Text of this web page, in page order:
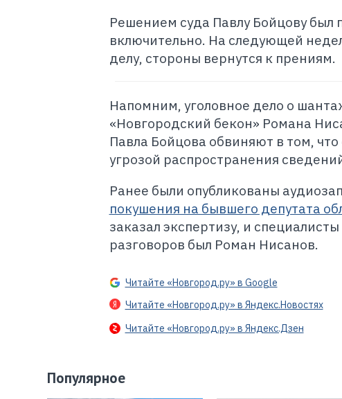
Решением суда Павлу Бойцову был
включительно. На следующей
делу, стороны вернутся к прениям.
Напомним, уголовное дело о
«Новгородский бекон» Романа
Павла Бойцова обвиняют в том,
угрозой распространения
Ранее были опубликованы
покушения на бывшего депутата
заказал экспертизу, и специалисты
разговоров был Роман Нисанов.
Читайте «Новгород.ру» в Google
Читайте «Новгород.ру» в Яндекс.Новостях
Читайте «Новгород.ру» в Яндекс.Дзен
Популярное